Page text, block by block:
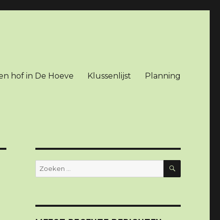
hof in De Hoeve Klussenlijst Planning
Zoeken
naar:
ZOEKEN